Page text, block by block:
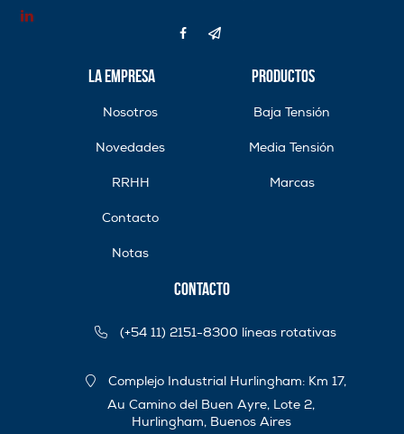
La Empresa
Nosotros
Novedades
RRHH
Contacto
Notas
Productos
Baja Tensión
Media Tensión
Marcas
Contacto
(+54 11) 2151-8300 líneas rotativas
Complejo Industrial Hurlingham: Km 17,
Au Camino del Buen Ayre, Lote 2,
Hurlingham, Buenos Aires